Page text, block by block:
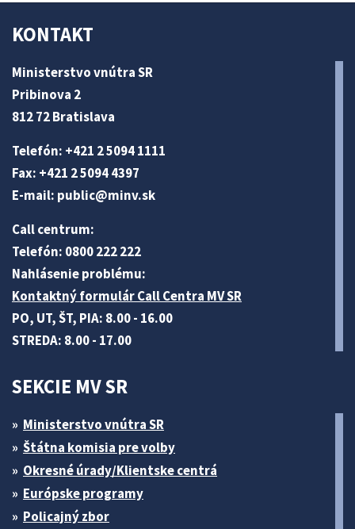
KONTAKT
Ministerstvo vnútra SR
Pribinova 2
812 72 Bratislava
Telefón: +421 2 5094 1111
Fax: +421 2 5094 4397
E-mail: public@minv.sk
Call centrum:
Telefón: 0800 222 222
Nahlásenie problému:
Kontaktný formulár Call Centra MV SR
PO, UT, ŠT, PIA: 8.00 - 16.00
STREDA: 8.00 - 17.00
SEKCIE MV SR
Ministerstvo vnútra SR
Štátna komisia pre volby
Okresné úrady/Klientske centrá
Európske programy
Policajný zbor